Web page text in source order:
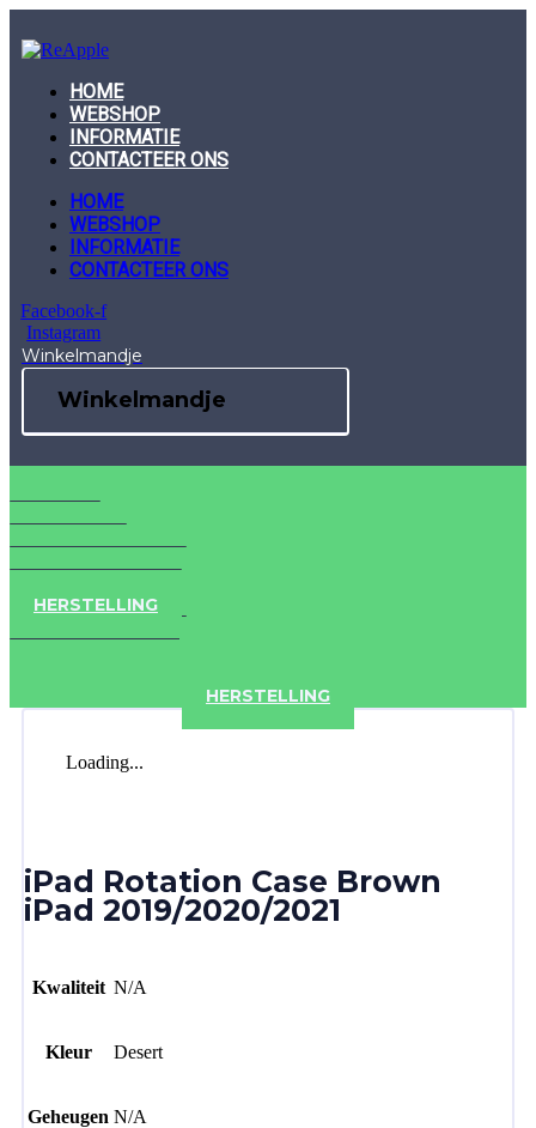
to
content
HOME
WEBSHOP
INFORMATIE
CONTACTEER ONS
HOME
WEBSHOP
INFORMATIE
CONTACTEER ONS
Facebook-f
Instagram
Winkelmandje
Winkelmandje
HERSTELLING
HERSTELLING
Loading...
iPad Rotation Case Brown
iPad 2019/2020/2021
Kwaliteit N/A
Kleur Desert
Geheugen N/A